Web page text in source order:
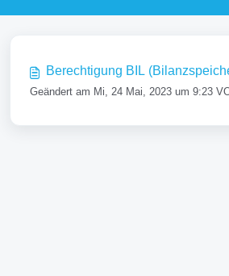
Berechtigung BIL
Geändert am Mi, 24 Mai, 2023 um 9:23